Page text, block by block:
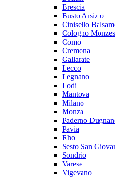
Brescia
Busto Arsizio
Cinisello
Cologno
Como
Cremona
Gallarate
Lecco
Legnano
Lodi
Mantova
Milano
Monza
Paderno
Pavia
Rho
Sesto San
Sondrio
Varese
Vigevano